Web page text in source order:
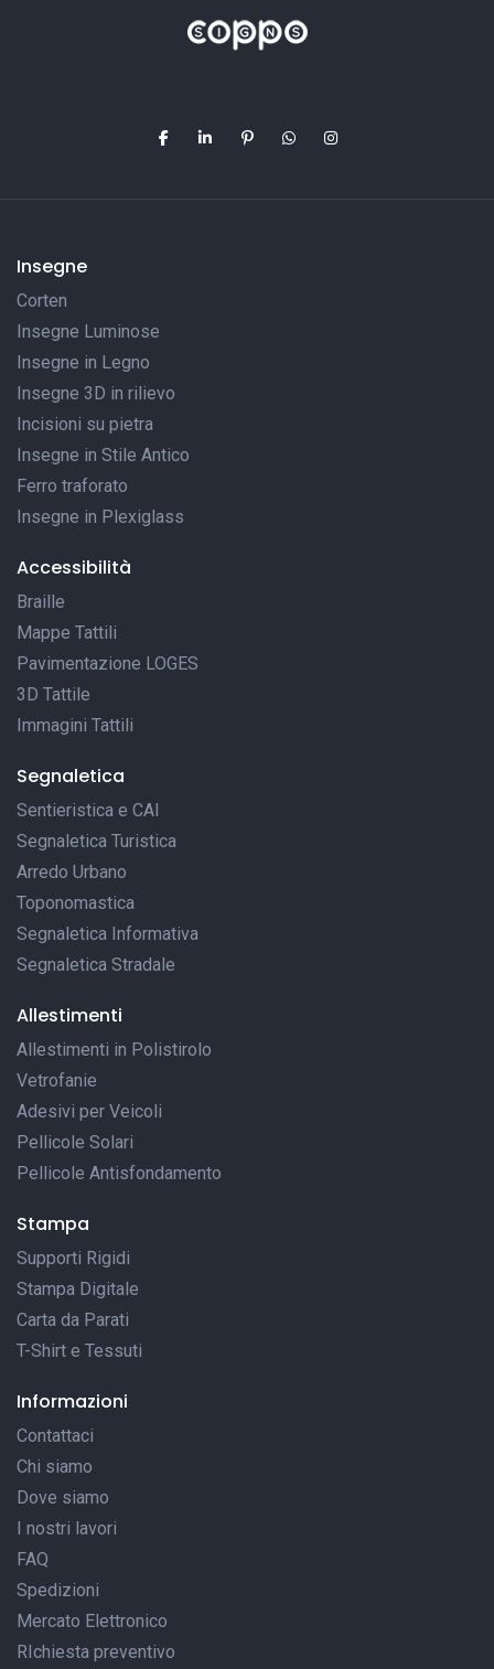
Insegne
Corten
Insegne Luminose
Insegne in Legno
Insegne 3D in rilievo
Incisioni su pietra
Insegne in Stile Antico
Ferro traforato
Insegne in Plexiglass
Accessibilità
Braille
Mappe Tattili
Pavimentazione LOGES
3D Tattile
Immagini Tattili
Segnaletica
Sentieristica e CAI
Segnaletica Turistica
Arredo Urbano
Toponomastica
Segnaletica Informativa
Segnaletica Stradale
Allestimenti
Allestimenti in Polistirolo
Vetrofanie
Adesivi per Veicoli
Pellicole Solari
Pellicole Antisfondamento
Stampa
Supporti Rigidi
Stampa Digitale
Carta da Parati
T-Shirt e Tessuti
Informazioni
Contattaci
Chi siamo
Dove siamo
I nostri lavori
FAQ
Spedizioni
Mercato Elettronico
RIchiesta preventivo